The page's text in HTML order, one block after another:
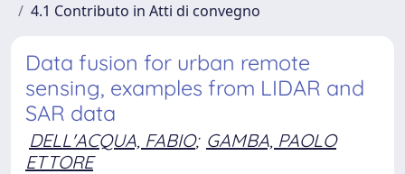
4.1 Contributo in Atti di convegno
Data fusion for urban remote
sensing, examples from LIDAR and
SAR data
DELL'ACQUA, FABIO; GAMBA, PAOLO
ETTORE